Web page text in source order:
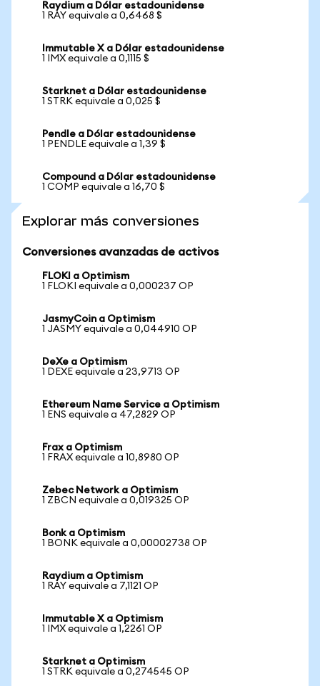
Raydium a Dólar estadounidense
1 RAY equivale a 0,6468 $
Immutable X a Dólar estadounidense
1 IMX equivale a 0,1115 $
Starknet a Dólar estadounidense
1 STRK equivale a 0,025 $
Pendle a Dólar estadounidense
1 PENDLE equivale a 1,39 $
Compound a Dólar estadounidense
1 COMP equivale a 16,70 $
Explorar más conversiones
Conversiones avanzadas de activos
FLOKI a Optimism
1 FLOKI equivale a 0,000237 OP
JasmyCoin a Optimism
1 JASMY equivale a 0,044910 OP
DeXe a Optimism
1 DEXE equivale a 23,9713 OP
Ethereum Name Service a Optimism
1 ENS equivale a 47,2829 OP
Frax a Optimism
1 FRAX equivale a 10,8980 OP
Zebec Network a Optimism
1 ZBCN equivale a 0,019325 OP
Bonk a Optimism
1 BONK equivale a 0,00002738 OP
Raydium a Optimism
1 RAY equivale a 7,1121 OP
Immutable X a Optimism
1 IMX equivale a 1,2261 OP
Starknet a Optimism
1 STRK equivale a 0,274545 OP